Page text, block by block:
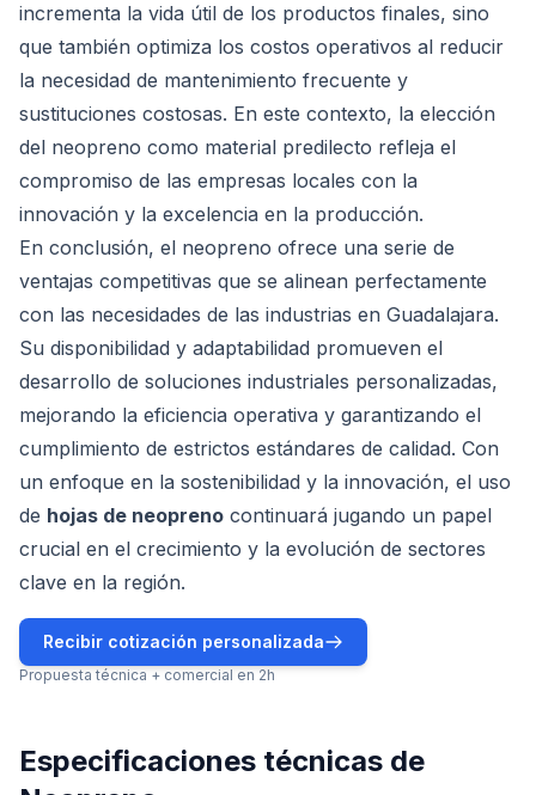
incrementa la vida útil de los productos finales, sino
que también optimiza los costos operativos al reducir
la necesidad de mantenimiento frecuente y
sustituciones costosas. En este contexto, la elección
del neopreno como material predilecto refleja el
compromiso de las empresas locales con la
innovación y la excelencia en la producción.
En conclusión, el neopreno ofrece una serie de
ventajas competitivas que se alinean perfectamente
con las necesidades de las industrias en Guadalajara.
Su disponibilidad y adaptabilidad promueven el
desarrollo de soluciones industriales personalizadas,
mejorando la eficiencia operativa y garantizando el
cumplimiento de estrictos estándares de calidad. Con
un enfoque en la sostenibilidad y la innovación, el uso
de hojas de neopreno continuará jugando un papel
crucial en el crecimiento y la evolución de sectores
clave en la región.
Recibir cotización personalizada
Propuesta técnica + comercial en 2h
Especificaciones técnicas de